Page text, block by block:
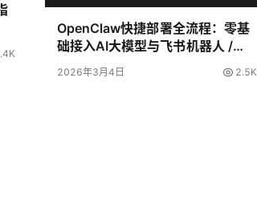
OpenClaw快捷部署全流程：零基
础接入AI大模型与飞书机器人 /
WeHow Lab
2026年3月4日 2.5K